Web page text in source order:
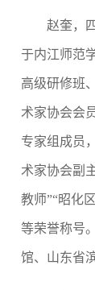
赵奎，
于内江师范
高级研修班
术家协会会
专家组成员
术家协会副
教师”“昭化
等荣誉称号
馆、山东省